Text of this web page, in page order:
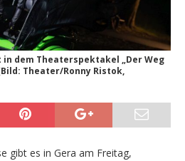
in dem Theaterspektakel „Der Weg
Theater/Ronny Ristok,
gibt es in Gera am Freitag,